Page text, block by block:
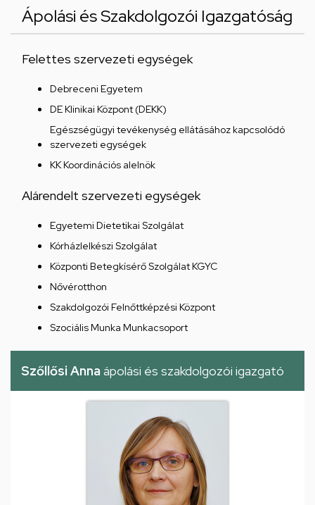
Ápolási és Szakdolgozói Igazgatóság
Felettes szervezeti egységek
Debreceni Egyetem
DE Klinikai Központ (DEKK)
Egészségügyi tevékenység ellátásához kapcsolódó
szervezeti egységek
KK Koordinációs alelnök
Alárendelt szervezeti egységek
Egyetemi Dietetikai Szolgálat
Kórházlelkészi Szolgálat
Központi Betegkísérő Szolgálat KGYC
Nővérotthon
Szakdolgozói Felnőttképzési Központ
Szociális Munka Munkacsoport
Szőllősi Anna ápolási és szakdolgozói igazgató